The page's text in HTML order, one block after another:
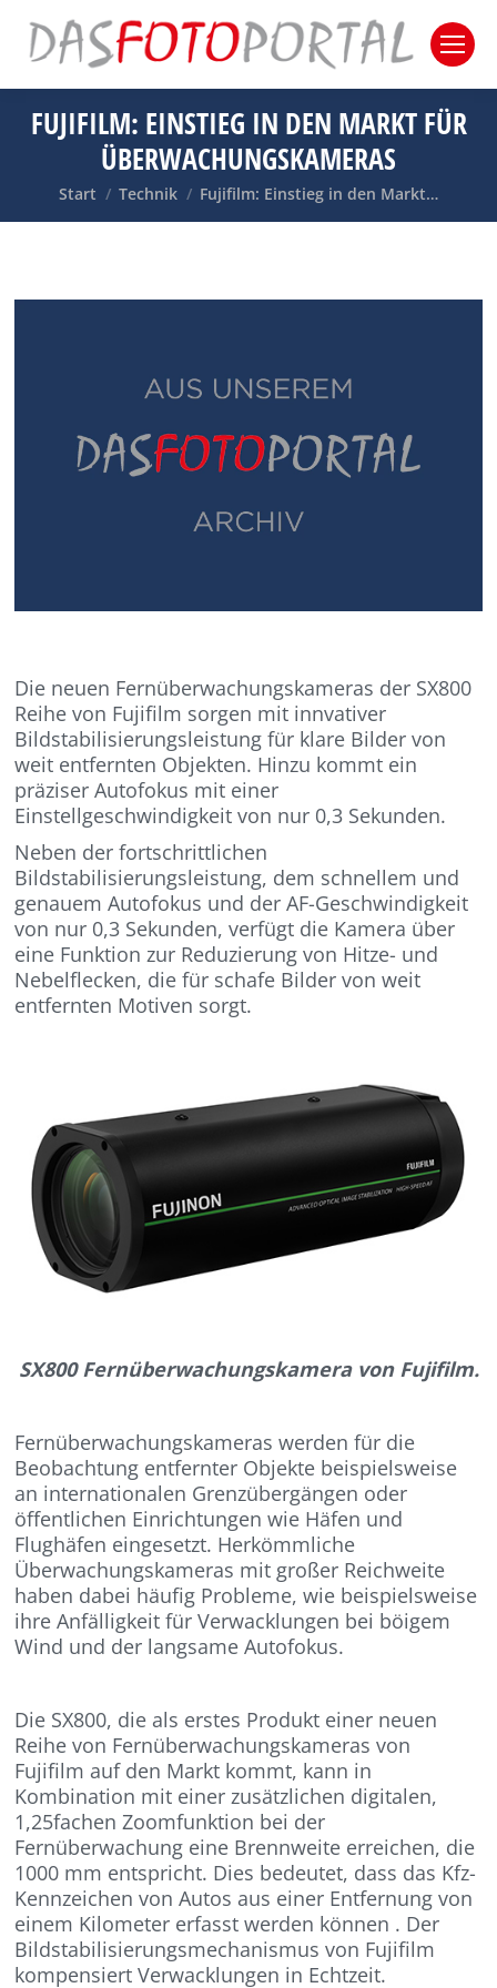
FUJIFILM: EINSTIEG IN DEN MARKT FÜR
ÜBERWACHUNGSKAMERAS
Sie befinden sich hier:
Start Technik Fujifilm: Einstieg in den Markt…
Die neuen Fernüberwachungskameras der SX800
Reihe von Fujifilm sorgen mit innvativer
Bildstabilisierungsleistung für klare Bilder von
weit entfernten Objekten. Hinzu kommt ein
präziser Autofokus mit einer
Einstellgeschwindigkeit von nur 0,3 Sekunden.
Neben der fortschrittlichen
Bildstabilisierungsleistung, dem schnellem und
genauem Autofokus und der AF-Geschwindigkeit
von nur 0,3 Sekunden, verfügt die Kamera über
eine Funktion zur Reduzierung von Hitze- und
Nebelflecken, die für schafe Bilder von weit
entfernten Motiven sorgt.
SX800 Fernüberwachungskamera von Fujifilm.
Fernüberwachungskameras werden für die
Beobachtung entfernter Objekte beispielsweise
an internationalen Grenzübergängen oder
öffentlichen Einrichtungen wie Häfen und
Flughäfen eingesetzt. Herkömmliche
Überwachungskameras mit großer Reichweite
haben dabei häufig Probleme, wie beispielsweise
ihre Anfälligkeit für Verwacklungen bei böigem
Wind und der langsame Autofokus.
Die SX800, die als erstes Produkt einer neuen
Reihe von Fernüberwachungskameras von
Fujifilm auf den Markt kommt, kann in
Kombination mit einer zusätzlichen digitalen,
1,25fachen Zoomfunktion bei der
Fernüberwachung eine Brennweite erreichen, die
1000 mm entspricht. Dies bedeutet, dass das Kfz-
Kennzeichen von Autos aus einer Entfernung von
einem Kilometer erfasst werden können . Der
Bildstabilisierungsmechanismus von Fujifilm
kompensiert Verwacklungen in Echtzeit.